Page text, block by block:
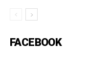
FACEBOOK